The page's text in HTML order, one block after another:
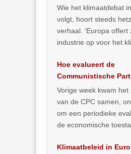
Wie het klimaatdebat
volgt, hoort steeds
verhaal. ‘Europa offert
industrie op voor het
vergroening… >> lees
Hoe evalueert de
Communistische
China de
situatie?
Vorige week kwam het
van de CPC samen,
om een periodieke
de economische
publiceerden… >>
Klimaatbeleid in